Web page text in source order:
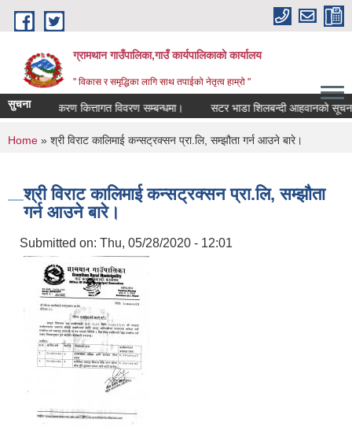
Skip to main content
ग्रामथान गाउँपालिका,गाउँ कार्यपालिकाको कार्यालय
" विकास र समृद्धिका लागि साथ तपाईको नेतृत्व हाम्रो "
सुचनाभु-वर्गिकरण कित्तागत विवरण सम्बन्धमा। सटर भाडा शिलबन्दी आहवानको सूचना
You are here
Home » श्री विराट कालिमाई कन्सट्रक्सन प्रा.लि, सम्झौता गर्न आउने बारे।
श्री विराट कालिमाई कन्सट्रक्सन प्रा.लि, सम्झौता
गर्न आउने बारे।
Submitted on: Thu, 05/28/2020 - 12:01